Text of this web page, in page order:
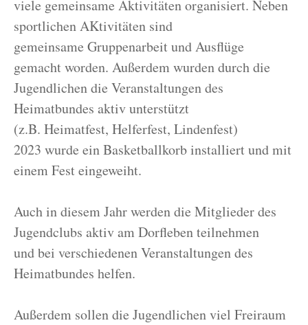
viele gemeinsame Aktivitäten organisiert. Neben
sportlichen AKtivitäten sind
gemeinsame Gruppenarbeit und Ausflüge
gemacht worden. Außerdem wurden durch die
Jugendlichen die Veranstaltungen des
Heimatbundes aktiv unterstützt
(z.B. Heimatfest, Helferfest, Lindenfest)
2023 wurde ein Basketballkorb installiert und mit
einem Fest eingeweiht.
Auch in diesem Jahr werden die Mitglieder des
Jugendclubs aktiv am Dorfleben teilnehmen
und bei verschiedenen Veranstaltungen des
Heimatbundes helfen.
Außerdem sollen die Jugendlichen viel Freiraum